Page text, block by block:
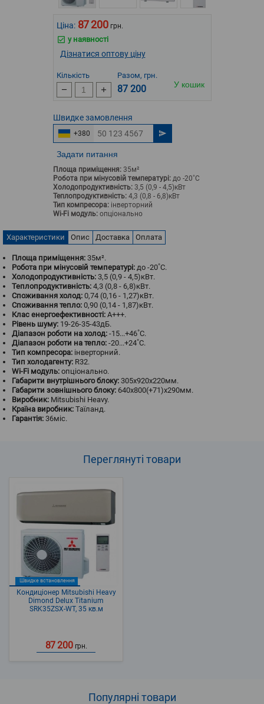
Ціна: 87 200 грн.
у наявності
Дізнатися оптову ціну
Кількість Разом, грн.
87 200 У кошик
Швидкезамовлення
+380
Задати питання
Площа приміщення:35м²
Робота при мінусовій температурі:до -20˚С
Холодопродуктивність:3,5 (0,9 - 4,5)кВт
Теплопродуктивність:4,3 (0,8 - 6,8)кВт
Тип компресора:інверторний
Wi-Fi модуль:опціонально
Характеристики Опис Доставка Оплата
Площа приміщення: 35м².
Робота при мінусовій температурі: до -20˚С.
Холодопродуктивність: 3,5 (0,9 - 4,5)кВт.
Теплопродуктивність: 4,3 (0,8 - 6,8)кВт.
Споживання холод: 0,74 (0,16 - 1,27)кВт.
Споживання тепло: 0,90 (0,14 - 1,87)кВт.
Клас енергоефективності: A+++.
Рівень шуму: 19-26-35-43дБ.
Діапазон роботи на холод: -15...+46˚С.
Діапазон роботи на тепло: -20...+24˚С.
Тип компресора: інверторний.
Тип холодагенту: R32.
Wi-Fi модуль: опціонально.
Габарити внутрішнього блоку: 305х920х220мм.
Габарити зовнішнього блоку: 640х800(+71)х290мм.
Виробник: Mitsubishi Heavy.
Країна виробник: Таїланд.
Гарантія: 36міс.
Переглянуті товари
Швидке встановлення
Кондиціонер Mitsubishi Heavy
Dimond Delux Titanium
SRK35ZSX-WT, 35 кв.м
87 200 грн.
Популярні товари